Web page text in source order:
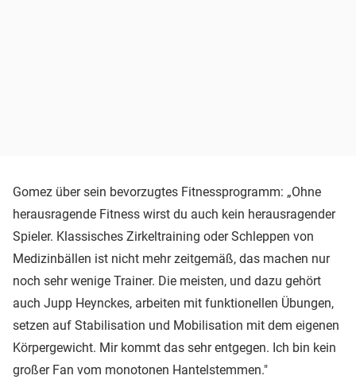
Gomez über sein bevorzugtes Fitnessprogramm: „Ohne
herausragende Fitness wirst du auch kein herausragender
Spieler. Klassisches Zirkeltraining oder Schleppen von
Medizinbällen ist nicht mehr zeitgemäß, das machen nur
noch sehr wenige Trainer. Die meisten, und dazu gehört
auch Jupp Heynckes, arbeiten mit funktionellen Übungen,
setzen auf Stabilisation und Mobilisation mit dem eigenen
Körpergewicht. Mir kommt das sehr entgegen. Ich bin kein
großer Fan vom monotonen Hantelstemmen."